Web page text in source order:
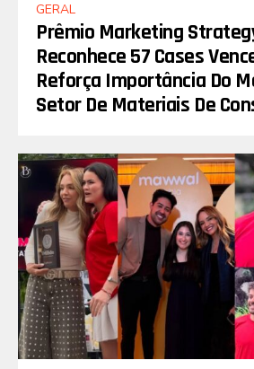
GERAL
Prêmio Marketing
Reconhece 57 Cases
Reforça Importância Do
Setor De Materiais De